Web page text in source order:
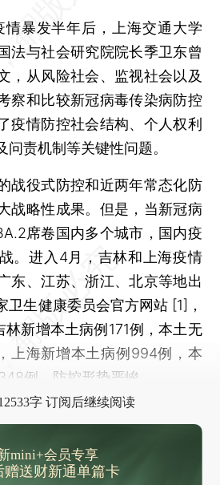
暴发半年后，上海交通大学
法与社会研究院院长季卫东曾
，从风险社会、监视社会以及
察和比较新冠病毒传染病防控
疫情防控社会结构、个人权利
责机制等关键性问题。
役式防控和近两年常态化防
战略性成果。但是，当新冠病
席卷国内多个城市，国内疫
。进入4月，吉林和上海疫情
东、江苏、浙江、北京等地出
卫生健康委员会官方网站 [1]，
新增本土病例171例，本土无
上海新增本土病例994例，本
例，防控形势严峻。
字 订阅后继续阅读
mini+会员专享
赠送财新通单篇卡